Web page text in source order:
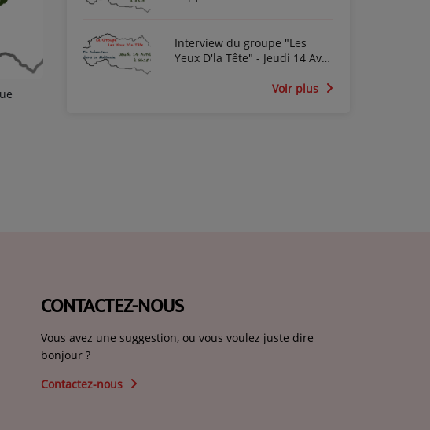
Interview du groupe "Les
Yeux D'la Tête" - Jeudi 14 Avril
Voir plus
CONTACTEZ-NOUS
Vous avez une suggestion, ou vous voulez juste dire
bonjour ?
Contactez-nous